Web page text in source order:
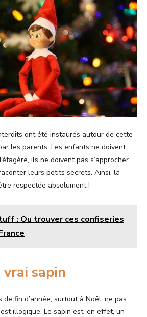
ont été instaurés autour de cette
les parents. Les enfants ne doivent
ils ne doivent pas s’approcher
leurs petits secrets. Ainsi, la
respectée absolument !
: Ou trouver ces confiseries
sapin
de fin d’année, surtout à Noël, ne pas
illogique. Le sapin est, en effet, un